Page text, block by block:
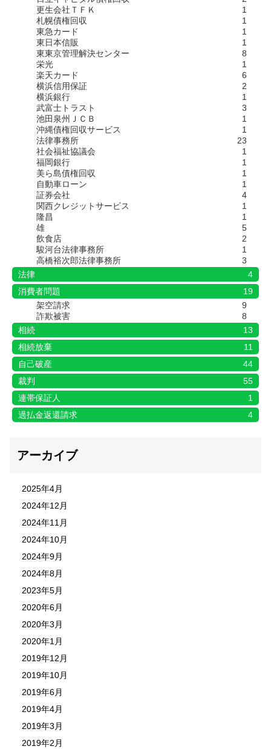
更生会社ＴＦＫ
1
札幌債権回収
1
東急カード
1
東日本信販
1
東東京管理解決センター
8
栄光
1
楽天カード
6
横浜信用保証
2
横浜銀行
1
武富士トラスト
3
池田泉州ＪＣＢ
1
沖縄債権回収サービス
1
法律事務所
23
社会福祉協議会
1
福岡銀行
1
美ら島債権回収
1
自動車ローン
1
証券会社
4
関西クレジットサービス
1
隆昌
1
雄
5
飲食店
2
駿河台法律事務所
1
高橋裕次郎法律事務所
3
法律
4
消費者問題
19
架空請求
9
詐欺被害
8
相続
13
相続放棄
11
自己破産
44
裁判
55
連帯保証人
1
過払金返還請求
4
アーカイブ
2025年4月
2024年12月
2024年11月
2024年10月
2024年9月
2024年8月
2023年5月
2020年6月
2020年3月
2020年1月
2019年12月
2019年10月
2019年6月
2019年4月
2019年3月
2019年2月